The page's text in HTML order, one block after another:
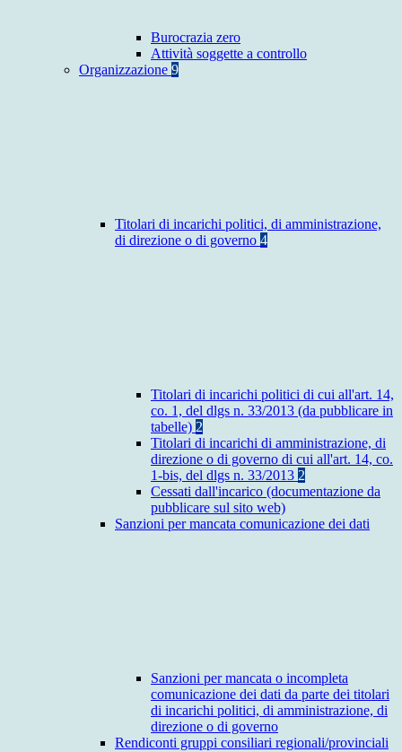
Burocrazia zero
Attività soggette a controllo
Organizzazione 9
Titolari di incarichi politici, di amministrazione,
di direzione o di governo 4
Titolari di incarichi politici di cui all'art. 14,
co. 1, del dlgs n. 33/2013 (da pubblicare in
tabelle) 2
Titolari di incarichi di amministrazione, di
direzione o di governo di cui all'art. 14, co.
1-bis, del dlgs n. 33/2013 2
Cessati dall'incarico (documentazione da
pubblicare sul sito web)
Sanzioni per mancata comunicazione dei dati
Sanzioni per mancata o incompleta
comunicazione dei dati da parte dei titolari
di incarichi politici, di amministrazione, di
direzione o di governo
Rendiconti gruppi consiliari regionali/provinciali